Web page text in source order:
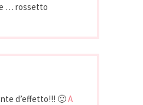
… rossetto
d’effetto!!! 🙂A